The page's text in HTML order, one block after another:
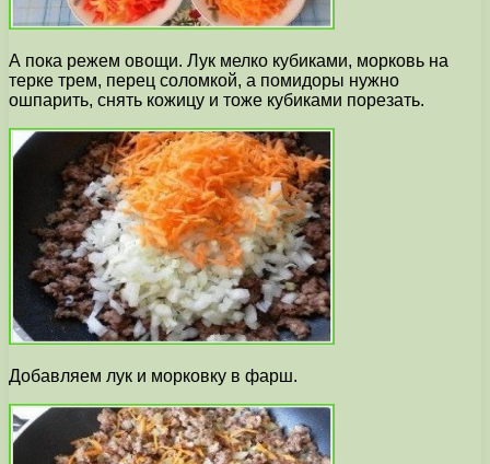
А пока режем овощи. Лук мелко кубиками, морковь на
терке трем, перец соломкой, а помидоры нужно
ошпарить, снять кожицу и тоже кубиками порезать.
Добавляем лук и морковку в фарш.